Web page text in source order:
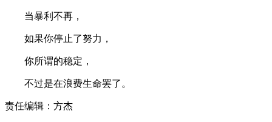
当暴利不再，
如果你停止了努力，
你所谓的稳定，
不过是在浪费生命罢了。
责任编辑：方杰